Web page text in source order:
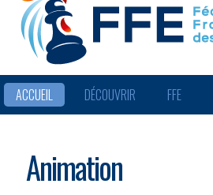
ACCUEIL DÉCOUVRIR FFE
Animation